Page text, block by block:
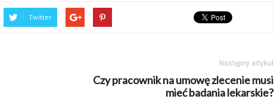
Twitter
Następny artykuł
Czy pracownik na umowę zlecenie musi
mieć badania lekarskie?